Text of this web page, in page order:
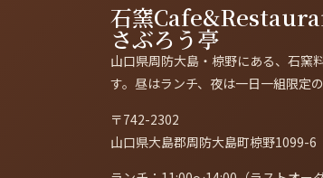
石窯
さぶろう亭
山口県周防大島・椋野にある、石窯
す。昼はランチ、夜は一日一組限定
〒742-2302
山口県大島郡周防大島町椋野1099-6